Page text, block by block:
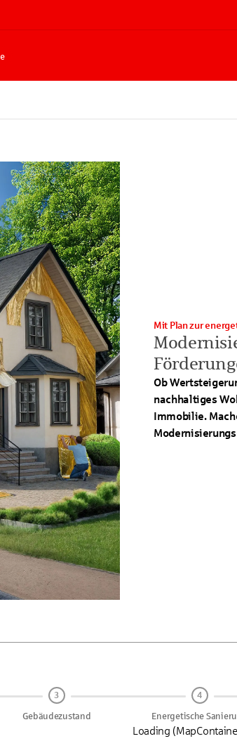
Mit Plan zur
Ob
nachhaltiges
Immobilie.
3
Gebäudezustand
4
Energetische
Loading